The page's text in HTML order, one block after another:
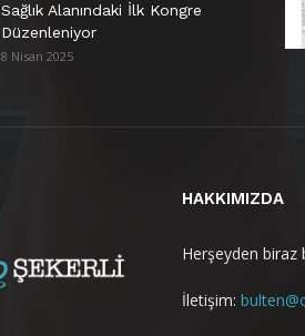
Sağlık Alanındaki İlk Kongre
Düzenleniyor
8 Nisan 2025
HAKKIMIZDA
Herşeyden biraz
İletişim: